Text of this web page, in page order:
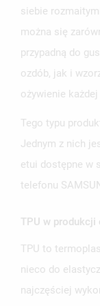
siebie
można się
przypadną do
ozdób, jak i
ożywienie każdej
Tego typu
Jednym z nich
etui dostępne w
telefonu
TPU w
TPU to
nieco do
najczęściej